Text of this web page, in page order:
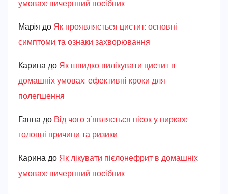
умовах: вичерпний посібник
Марiя до Як проявляється цистит: основні
симптоми та ознаки захворювання
Карина до Як швидко вилікувати цистит в
домашніх умовах: ефективні кроки для
полегшення
Ганна до Від чого з’являється пісок у нирках:
головні причини та ризики
Карина до Як лікувати пієлонефрит в домашніх
умовах: вичерпний посібник